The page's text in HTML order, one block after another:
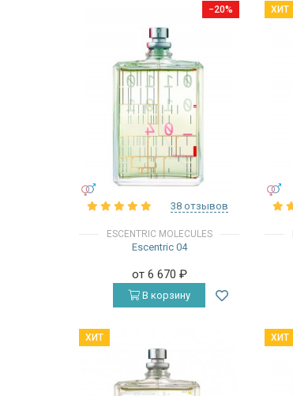
−20%
УНИСЕКС
38 отзывов
ESCENTRIC MOLECULES
Escentric 04
от 6 670 ₽
В корзину
ХИТ
ХИТ ХИТ